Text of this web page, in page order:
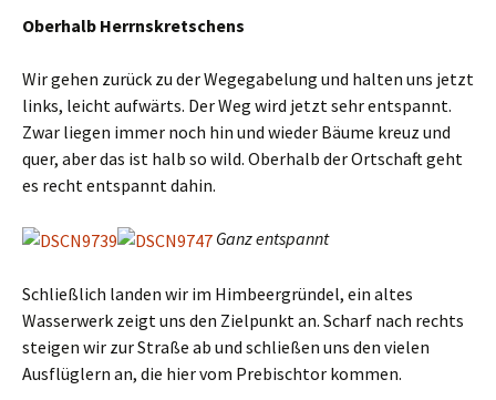
Oberhalb Herrnskretschens
Wir gehen zurück zu der Wegegabelung und halten uns jetzt
links, leicht aufwärts. Der Weg wird jetzt sehr entspannt.
Zwar liegen immer noch hin und wieder Bäume kreuz und
quer, aber das ist halb so wild. Oberhalb der Ortschaft geht
es recht entspannt dahin.
Ganz entspannt
Schließlich landen wir im Himbeergründel, ein altes
Wasserwerk zeigt uns den Zielpunkt an. Scharf nach rechts
steigen wir zur Straße ab und schließen uns den vielen
Ausflüglern an, die hier vom Prebischtor kommen.